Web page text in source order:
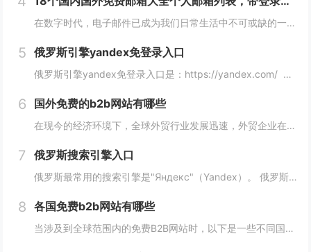
在数字时代，电子邮件已成为我们日常生活中不可或缺的一部分。无论是在工作、学习还是生活中，我们都需要一个安全、稳定、快速的邮箱服务来满足我们的需求。今天，我们将为您带来18个国内外免费邮箱大全，并附上登录链接，让您轻松获取您心仪的邮箱服务。...
5 俄罗斯引擎yandex免登录入口
俄罗斯引擎yandex免登录入口是：https://yandex.com/ 无须登录直接使用，接下来小编就来给大家详细介绍。 俄罗斯引擎yandex免登录入口 Yandex是俄罗斯最大的互联网公司之一，其拥有自己的搜索引...
6 国外免费的b2b网站有哪些
在现今的经济环境下，全球外贸行业发展迅速，外贸企业在寻找客户方面也变得越来越重要，并且更加重视做好国外B2B网站的使用。因此，在选择一个合适的国外B2B网站时，您应该根据您的需求选择一个合适的网站，下面介绍一下国外免费的b2b网站有哪些？...
7 俄罗斯搜索引擎入口
俄罗斯最常用的搜索引擎是"Яндекс"（Yandex）。 俄罗斯搜索引擎yandex入口： 1、俄罗斯搜索引擎入口1：yandex.com，无须登录直接使用。 2、俄罗斯搜索引擎入口2：www.yandex.ru，需要登录使用。...
8 各国免费b2b网站有哪些
当涉及到全球范围内的免费B2B网站时，以下是一些不同国家的B2B网站，它们为企业提供了广阔的国际市场。这些网站在不同国家和地区具有不同的影响力，但都是免费使用的。 各国免费b2b网站： 1. 中国： - Alib...